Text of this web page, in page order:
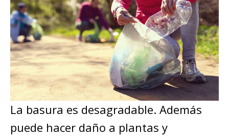
La basura es desagradable. Además
puede hacer daño a plantas y